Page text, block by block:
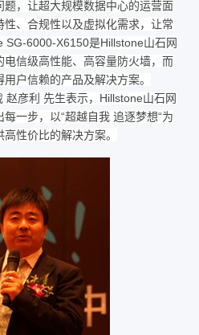
，让超大规模数据中心的运营面
、合规性以及虚拟化需求，让常
SG-6000-X6150是Hillstone山石网
信级高性能、高容量防火墙，而
户信赖的产品及解决方案。
赵彦利 先生表示，Hillstone山石网
一步，以“超越自我 追逐梦想“为
性价比的解决方案。